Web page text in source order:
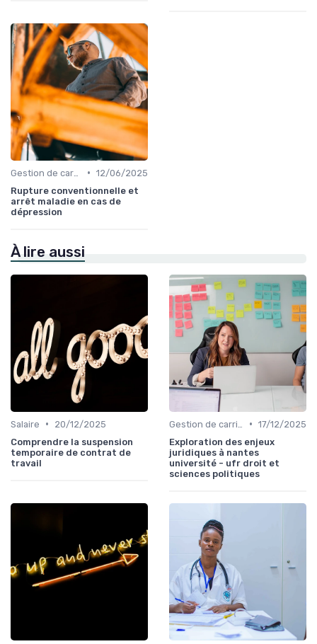
• 12/06/2025
Rupture conventionnelle et
arrêt maladie en cas de
dépression
À lire aussi
Salaire •
20/12/2025
Comprendre la suspension
temporaire de contrat de
travail
• 17/12/2025
Exploration des enjeux
juridiques à nantes
université - ufr droit et
sciences politiques